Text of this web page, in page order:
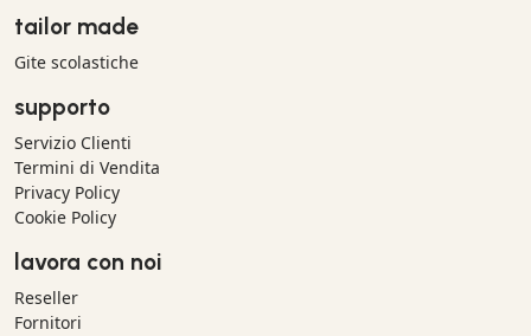
tailor made
Gite scolastiche
supporto
Servizio Clienti
Termini di Vendita
Privacy Policy
Cookie Policy
lavora con noi
Reseller
Fornitori